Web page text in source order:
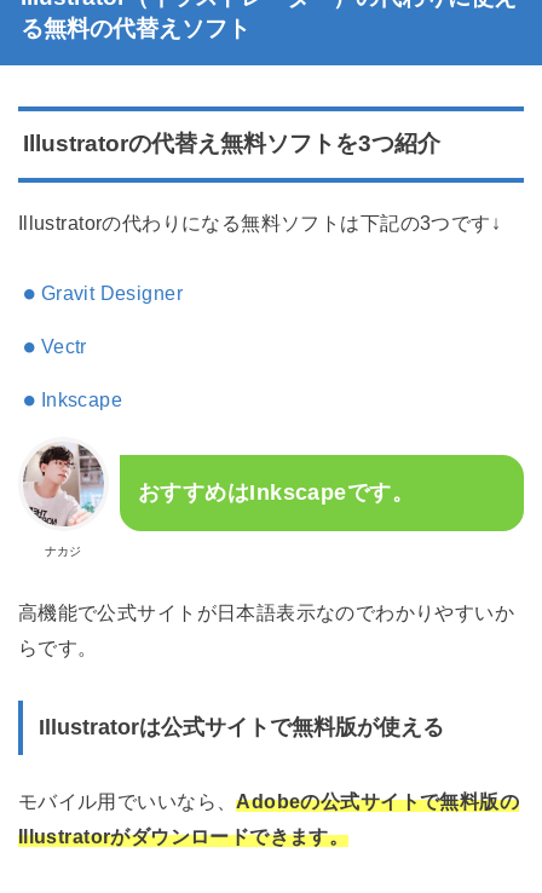
る無料の代替えソフト
Illustratorの代替え無料ソフトを3つ紹介
Illustratorの代わりになる無料ソフトは下記の3つです↓
Gravit Designer
Vectr
Inkscape
ナカジ
おすすめはInkscapeです。
高機能で公式サイトが日本語表示なのでわかりやすいか
らです。
Illustratorは公式サイトで無料版が使える
モバイル用でいいなら、Adobeの公式サイトで無料版の
Illustratorがダウンロードできます。